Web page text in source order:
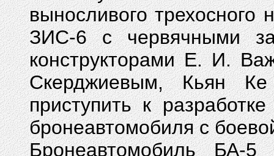
выносливого трехосного
ЗИС-6 с червячными
конструкторами Е. И.
Скерджиевым, Кьян
приступить к
бронеавтомобиля с
Бронеавтомобиль БА-